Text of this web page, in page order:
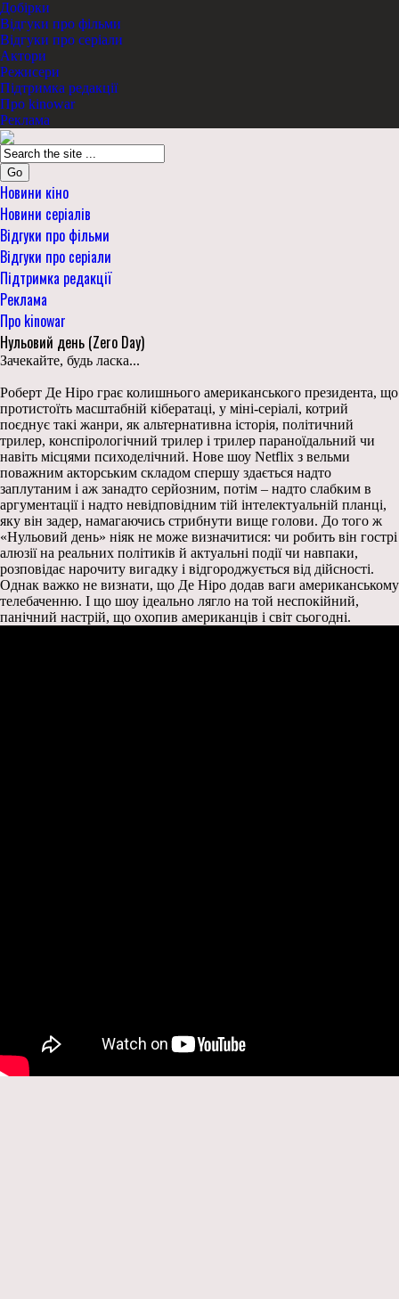
Добірки
Відгуки про фільми
Відгуки про серіали
Актори
Режисери
Підтримка редакції
Про kinowar
Реклама
Go
Новини кіно
Новини серіалів
Відгуки про фільми
Відгуки про серіали
Підтримка редакції
Реклама
Про kinowar
Нульовий день (Zero Day)
Зачекайте, будь ласка...
Роберт Де Ніро грає колишнього американського президента, що
протистоїть масштабній кібератаці, у міні-серіалі, котрий
поєднує такі жанри, як альтернативна історія, політичний
трилер, конспірологічний трилер і трилер параноїдальний чи
навіть місцями психоделічний. Нове шоу Netflix з вельми
поважним акторським складом спершу здається надто
заплутаним і аж занадто серйозним, потім – надто слабким в
аргументації і надто невідповідним тій інтелектуальній планці,
яку він задер, намагаючись стрибнути вище голови. До того ж
«Нульовий день» ніяк не може визначитися: чи робить він гострі
алюзії на реальних політиків й актуальні події чи навпаки,
розповідає нарочиту вигадку і відгороджується від дійсності.
Однак важко не визнати, що Де Ніро додав ваги американському
телебаченню. І що шоу ідеально лягло на той неспокійний,
панічний настрій, що охопив американців і світ сьогодні.